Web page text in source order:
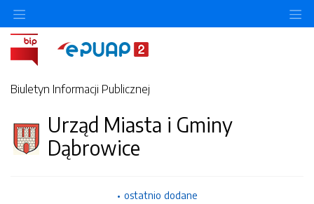
Biuletyn Informacji Publicznej
Urząd Miasta i Gminy
Dąbrowice
ostatnio dodane